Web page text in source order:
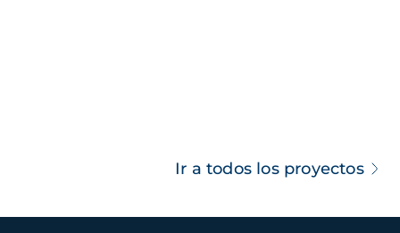
Ir a todos los proyectos